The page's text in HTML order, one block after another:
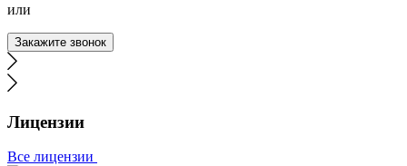
по предоплате, и это разумно, ведь на вызовы, которые
ездит ваша бригада, можно ожидать что угодно. Я сам в
ту ночь, смог очухаться спустя 20 минут звонков в
домофон. Бригада не уезжала, а дозванивалась до меня
до пьяного.
или
Закажите звонок
Лицензии
Все лицензии